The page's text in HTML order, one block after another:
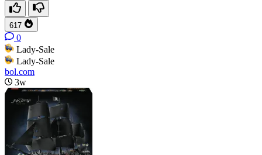
617
0
Lady-Sale
Lady-Sale
bol.com
3w